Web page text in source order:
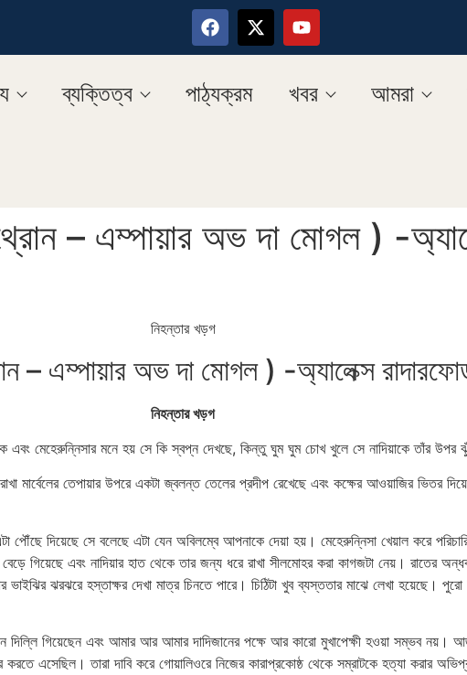
ব্যক্তিত্ব পাঠ্যক্রম খবর আমরা
– এম্পায়ার অভ দা মোগল ) -
নিহন্তার খড়গ
– এম্পায়ার অভ দা মোগল ) -অ্যালেক্স
নিহন্তার খড়গ
মেহেরুন্নিসার মনে হয় সে কি স্বপ্ন দেখছে, কিন্তু ঘুম ঘুম চোখ খুলে সে নাদিয়াকে তাঁর উপর
মার্বেলের তেপায়ার উপরে একটা জ্বলন্ত তেলের প্রদীপ রেখেছে এবং কক্ষের আওয়াজির ভিতর
পৌঁছে দিয়েছে সে বলেছে এটা যেন অবিলম্বে আপনাকে দেয়া হয়। মেহেরুন্নিসা খেয়াল করে
গিয়েছে এবং নাদিয়ার হাত থেকে তার জন্য ধরে রাখা সীলমোহর করা কাগজটা নেয়। রাতের
ঝরঝরে হস্তাক্ষর দেখা মাত্র চিনতে পারে। চিঠিটা খুব ব্যস্ততার মাঝে লেখা হয়েছে। পুরো
গিয়েছেন এবং আমার আর আমার দাদিজানের পক্ষে আর কারো মুখাপেক্ষী হওয়া সম্ভব নয়।
এসেছিল। তারা দাবি করে গোয়ালিওরে নিজের কারাপ্রকোষ্ঠ থেকে সম্রাটকে হত্যা করার